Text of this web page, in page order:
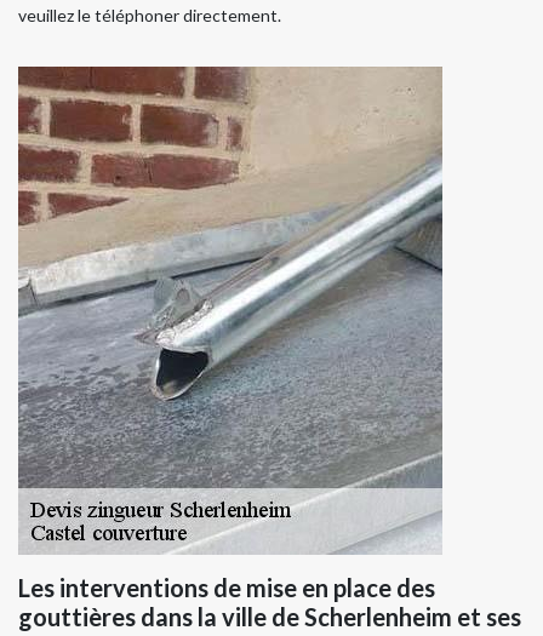
veuillez le téléphoner directement.
Les interventions de mise en place des
gouttières dans la ville de Scherlenheim et ses